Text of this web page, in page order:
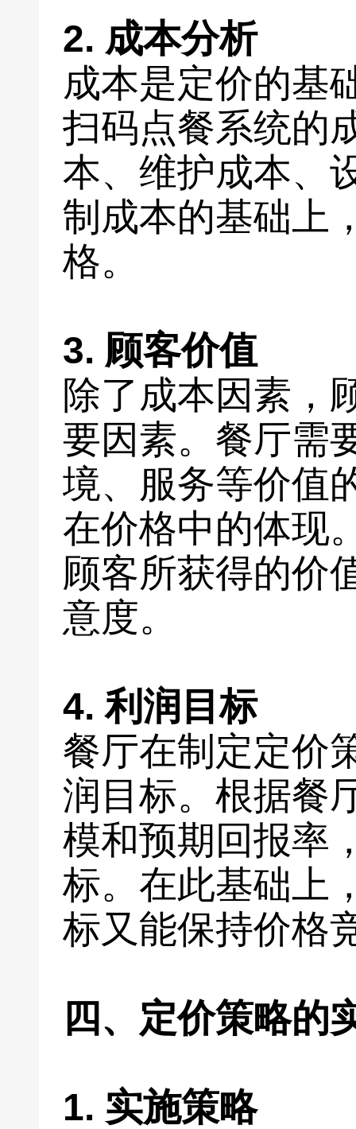
2. 成本分析
成本是定价的基
扫码点餐系统的
本、维护成本、
制成本的基础上
格。
3. 顾客价值
除了成本因素，
要因素。餐厅需
境、服务等价值
在价格中的体现
顾客所获得的价
意度。
4. 利润目标
餐厅在制定定价
润目标。根据餐
模和预期回报率
标。在此基础上
标又能保持价格
四、定价策略的
1. 实施策略